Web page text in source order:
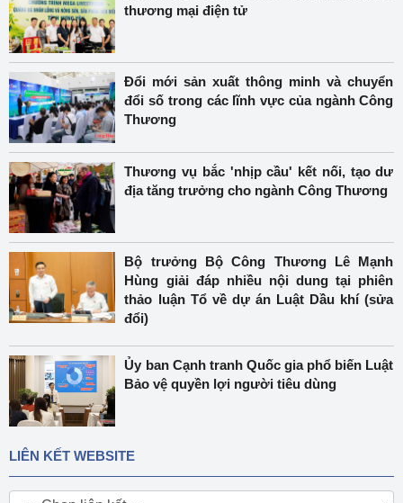
thương mại điện tử
Đổi mới sản xuất thông minh và chuyển
đổi số trong các lĩnh vực của ngành Công
Thương
Thương vụ bắc 'nhịp cầu' kết nối, tạo dư
địa tăng trưởng cho ngành Công Thương
Bộ trưởng Bộ Công Thương Lê Mạnh
Hùng giải đáp nhiều nội dung tại phiên
thảo luận Tổ về dự án Luật Dầu khí (sửa
đổi)
Ủy ban Cạnh tranh Quốc gia phổ biến Luật
Bảo vệ quyền lợi người tiêu dùng
LIÊN KẾT WEBSITE